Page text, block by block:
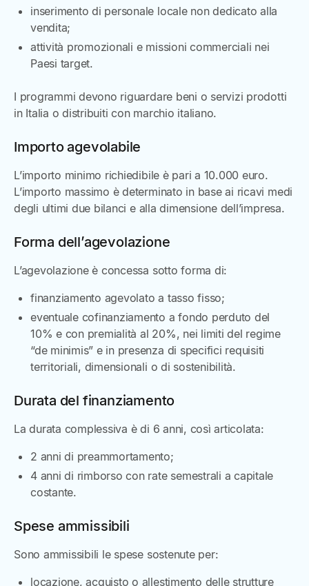
inserimento di personale locale non dedicato alla
vendita;
attività promozionali e missioni commerciali nei
Paesi target.
I programmi devono riguardare beni o servizi prodotti
in Italia o distribuiti con marchio italiano.
Importo agevolabile
L’importo minimo richiedibile è pari a 10.000 euro.
L’importo massimo è determinato in base ai ricavi medi
degli ultimi due bilanci e alla dimensione dell’impresa.
Forma dell’agevolazione
L’agevolazione è concessa sotto forma di:
finanziamento agevolato a tasso fisso;
eventuale cofinanziamento a fondo perduto del
10% e con premialità al 20%, nei limiti del regime
“de minimis” e in presenza di specifici requisiti
territoriali, dimensionali o di sostenibilità.
Durata del finanziamento
La durata complessiva è di 6 anni, così articolata:
2 anni di preammortamento;
4 anni di rimborso con rate semestrali a capitale
costante.
Spese ammissibili
Sono ammissibili le spese sostenute per:
locazione, acquisto o allestimento delle strutture